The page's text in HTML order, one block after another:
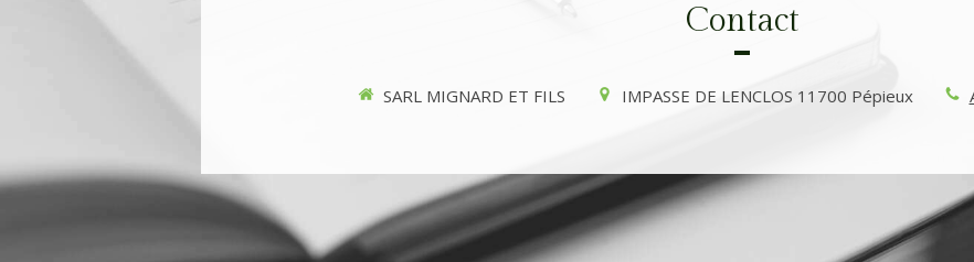
Contact
SARL MIGNARD ET FILS IMPASSE DE LENCLOS 11700 Pépieux